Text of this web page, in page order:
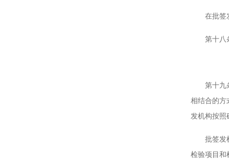
在批签发
第十八条
第十九条
相结合的方
发机构按照
批签发机
检验项目和